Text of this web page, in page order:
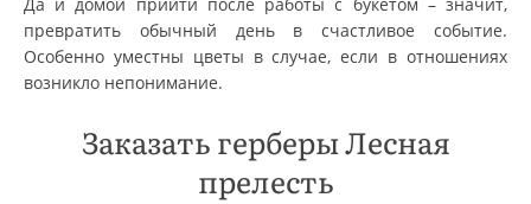
превратить обычный день в счастливое событие.
Особенно уместны цветы в случае, если в отношениях
возникло непонимание.
Заказать герберы Лесная
прелесть